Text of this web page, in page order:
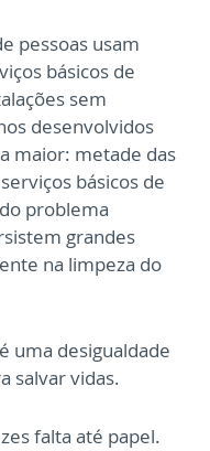
pessoas usam
básicos de
sem
desenvolvidos
maior: metade das
básicos de
problema
grandes
na limpeza do
uma desigualdade
salvar vidas.
falta até papel.